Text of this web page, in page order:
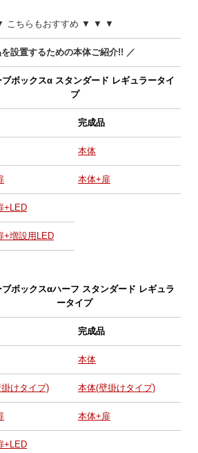
ちらもおすすめ ▼ ▼ ▼
設置するための本体ご紹介!! ／
ブボックスα スタンダード レギュラータイ
プ
完成品
本体
本体+扉
+LED
+増設用LED
ブボックスαハーフ スタンダード レギュラ
ータイプ
完成品
本体
けタイプ) 本体(壁掛けタイプ)
本体+扉
+LED